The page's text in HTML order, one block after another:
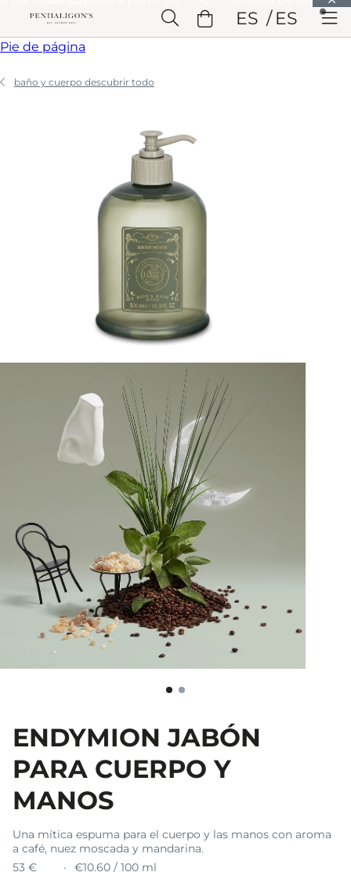
Saltar a Cabecera Saltar a Contenido principalSaltar a
Pie de página
ES ES
baño y cuerpo descubrir todo
ENDYMION JABÓN
PARA CUERPO Y
MANOS
Una mítica espuma para el cuerpo y las manos con aroma
a café, nuez moscada y mandarina.
53 €
€10.60 / 100 ml